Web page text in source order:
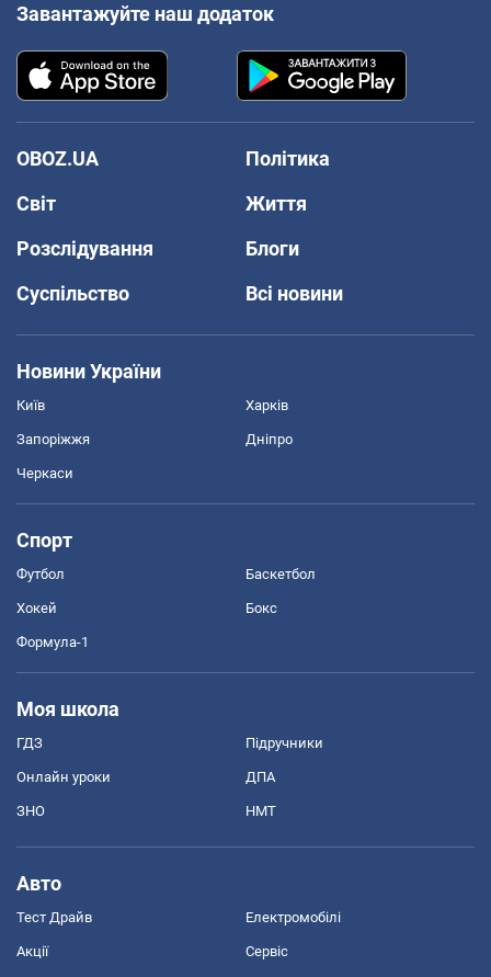
Завантажуйте наш додаток
OBOZ.UA
Політика
Світ
Життя
Розслідування
Блоги
Суспільство
Всі новини
Новини України
Київ Харків
Запоріжжя Дніпро
Черкаси
Спорт
Футбол Баскетбол
Хокей Бокс
Формула-1
Моя школа
ГДЗ Підручники
Онлайн уроки ДПА
ЗНО НМТ
Авто
Тест Драйв Електромобілі
Акції Сервіс